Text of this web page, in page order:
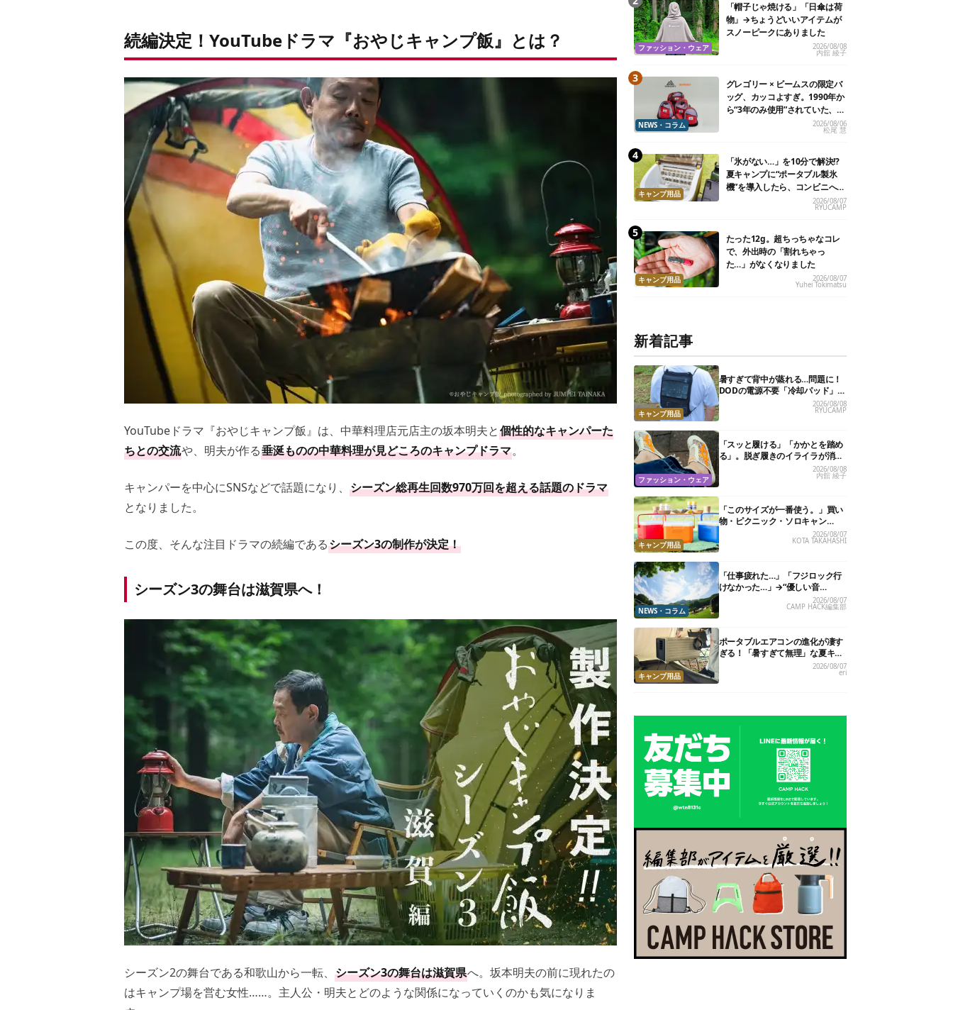
続編決定！YouTubeドラマ『おやじキャンプ飯』とは？
YouTubeドラマ『おやじキャンプ飯』は、中華料理店元店主の坂本明夫と個性的なキャンパーた
ちとの交流や、明夫が作る垂涎ものの中華料理が見どころのキャンプドラマ。
キャンパーを中心にSNSなどで話題になり、 シーズン総再生回数970万回を超える話題のドラマ
となりました。
この度、そんな注目ドラマの続編であるシーズン3の制作が決定！
シーズン3の舞台は滋賀県へ！
シーズン2の舞台である和歌山から一転、 シーズン3の舞台は滋賀県へ。坂本明夫の前に現れたの
はキャンプ場を営む女性……。主人公・明夫とどのような関係になっていくのかも気になりま
ファッション・ウェア
「帽子じゃ焼ける」「日傘は荷
物」→ちょうどいいアイテムが
スノーピークにありました
2026/08/08
内舘 綾子
NEWS・コラム
グレゴリー × ビームスの限定バ
ッグ、カッコよすぎ。1990年か
ら“3年のみ使用”されていた、紫
2026/08/06
松尾 慧
キャンプ用品
「氷がない…」を10分で解決!?
夏キャンプに“ポータブル製氷
機”を導入したら、コンビニへ走
2026/08/07
RYUCAMP
キャンプ用品
たった12g。超ちっちゃなコレ
で、外出時の「割れちゃっ
た…」がなくなりました
2026/08/07
Yuhei Tokimatsu
新着記事
キャンプ用品
暑すぎて背中が蒸れる…問題に！
DODの電源不要「冷却パッド」を
試したら、夏の移動がラクになっ
た
2026/08/08
RYUCAMP
ファッション・ウェア
「スッと履ける」「かかとを踏め
る」。脱ぎ履きのイライラが消え
る快適“スニーカーサンダル”6選
2026/08/08
内舘 綾子
キャンプ用品
「このサイズが一番使う。」買い
物・ピクニック・ソロキャン
に“ちょうどいい”小型クーラーボ
ックス13選
2026/08/07
KOTA TAKAHASHI
NEWS・コラム
「仕事疲れた…」「フジロック行
けなかった…」→“優しい音
楽”と“大きな自然”で治癒。まだ間
に合います。
2026/08/07
CAMP HACK編集部
キャンプ用品
ポータブルエアコンの進化が凄す
ぎる！「暑すぎて無理」な夏キャ
ンプを激変させる最新5選2026/08/07
eri